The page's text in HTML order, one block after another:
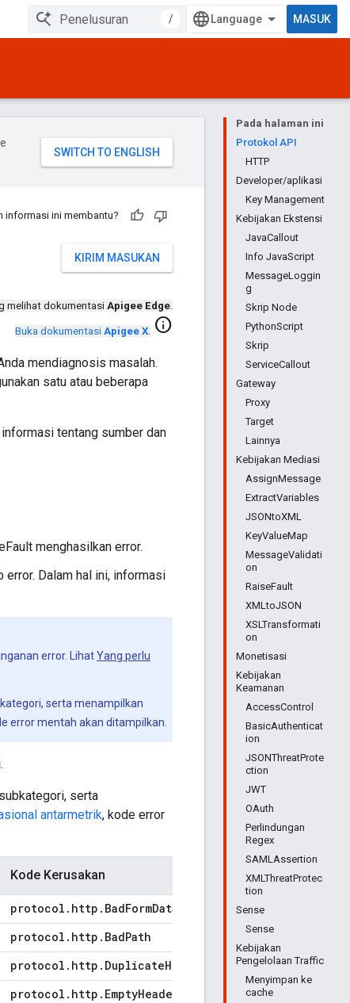
/ MASUK
Pada halaman ini
Protokol API
HTTP
Developer/aplikasi
Key Management
Kebijakan Ekstensi
JavaCallout
Info JavaScript
MessageLoggin
g
Skrip Node
PythonScript
Skrip
ServiceCallout
Gateway
Proxy
Target
Lainnya
Kebijakan Mediasi
AssignMessage
ExtractVariables
JSONtoXML
KeyValueMap
MessageValidati
on
RaiseFault
XMLtoJSON
XSLTransformati
on
Monetisasi
Kebijakan
Keamanan
AccessControl
BasicAuthenticat
ion
JSONThreatProte
ction
JWT
OAuth
Perlindungan
Regex
SAMLAssertion
XMLThreatProtec
tion
Sense
Sense
Kebijakan
Pengelolaan Traffic
Menyimpan ke
cache
informasi ini membantu?
KIRIM MASUKAN
melihat dokumentasiApigee Edge.
Buka dokumentasi Apigee X. info
mendiagnosis masalah.
satu atau beberapa
tentang sumber dan
menghasilkan error.
error. Dalam hal ini, informasi
error. LihatYang perlu
serta menampilkan
error mentah akan ditampilkan.
serta
antarmetrik, kode error
Kode Kerusakan
protocol . http . BadFormData
protocol . http . BadPath
protocol . http . DuplicateHeader
protocol . http . EmptyHeader